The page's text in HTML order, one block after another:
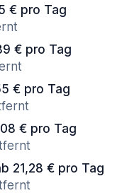
€ pro Tag
€ pro Tag
€ pro Tag
€ pro Tag
21,28 € pro Tag